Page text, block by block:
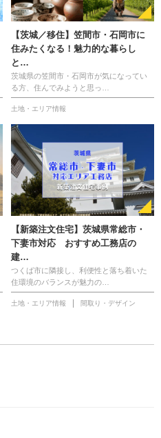
【茨城／移住】笠間市・石岡市に
住みたくなる！魅力的な暮らし
と…
茨城県の笠間市・石岡市が気になってい
る方、住んでみようと思っ…
土地・エリア情報
【新築注文住宅】茨城県常総市・
下妻市対応 おすすめ工務店の
建…
つくば市に隣接し、利便性と落ち着いた
住環境のバランスが魅力の…
土地・エリア情報 間取り・デザイン